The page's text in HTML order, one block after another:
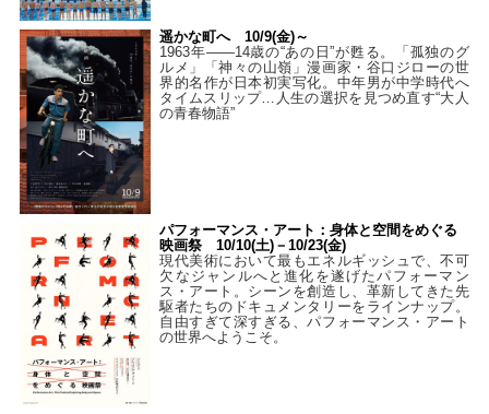
遥かな町へ 10/9(金)～
1963年――14歳の“あの日”が甦る。「孤独のグ
ルメ」「神々の山嶺」漫画家・谷口ジローの世
界的名作が日本初実写化。中年男が中学時代へ
タイムスリップ…人生の選択を見つめ直す“大人
の青春物語”
パフォーマンス・アート：身体と空間をめぐる
映画祭 10/10(土)－10/23(金)
現代美術において最もエネルギッシュで、不可
欠なジャンルへと進化を遂げたパフォーマン
ス・アート。シーンを創造し、革新してきた先
駆者たちのドキュメンタリーをラインナップ。
自由すぎて深すぎる、パフォーマンス・アート
の世界へようこそ。